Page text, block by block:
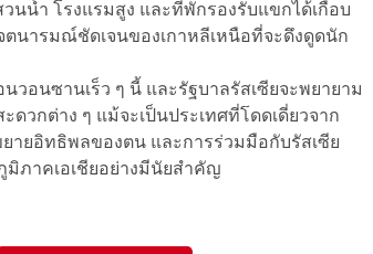
นน้ำ โรงแรมสูง และที่พักรองรับแขกได้เกือบ
นารมณ์ชัดเจนของเกาหลีเหนือที่จะดึงดูดนัก
วอนซานเร็ว ๆ นี้ และรัฐบาลรัสเซียจะพยายาม
วกต่าง ๆ แม้จะเป็นประเทศที่โดดเดี่ยวจาก
ายอิทธิพลของตน และการร่วมมือกับรัสเซีย
ภาคเอเชียอย่างมีนัยสำคัญ